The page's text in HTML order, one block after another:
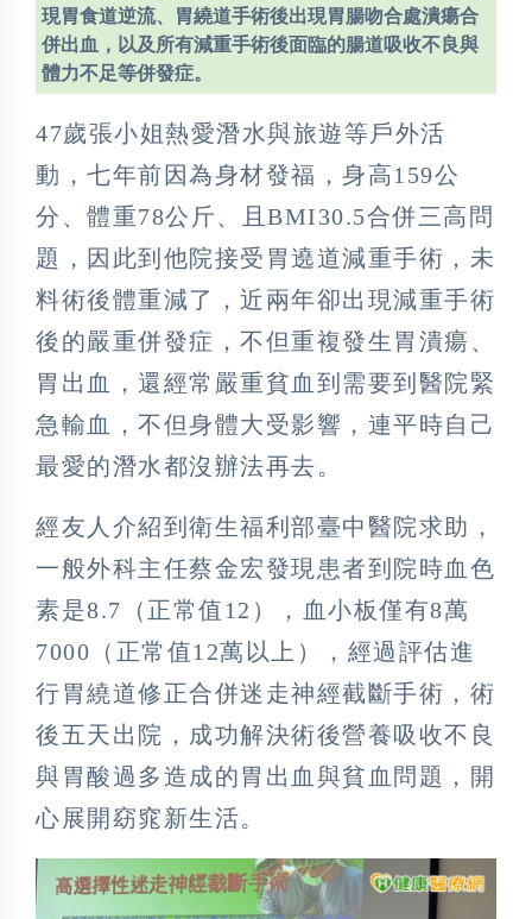
現胃食道逆流、胃繞道手術後出現胃腸吻合處潰瘍合
併出血，以及所有減重手術後面臨的腸道吸收不良與
體力不足等併發症。
47歲張小姐熱愛潛水與旅遊等戶外活
動，七年前因為身材發福，身高159公
分、體重78公斤、且BMI30.5合併三高問
題，因此到他院接受胃遶道減重手術，未
料術後體重減了，近兩年卻出現減重手術
後的嚴重併發症，不但重複發生胃潰瘍、
胃出血，還經常嚴重貧血到需要到醫院緊
急輸血，不但身體大受影響，連平時自己
最愛的潛水都沒辦法再去。
經友人介紹到衛生福利部臺中醫院求助，
一般外科主任蔡金宏發現患者到院時血色
素是8.7（正常值12），血小板僅有8萬
7000（正常值12萬以上），經過評估進
行胃繞道修正合併迷走神經截斷手術，術
後五天出院，成功解決術後營養吸收不良
與胃酸過多造成的胃出血與貧血問題，開
心展開窈窕新生活。